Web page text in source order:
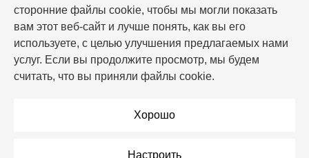
сторонние файлы cookie, чтобы мы могли показать
вам этот веб-сайт и лучше понять, как вы его
используете, с целью улучшения предлагаемых нами
услуг. Если вы продолжите просмотр, мы будем
считать, что вы приняли файлы cookie.
Хорошо
Настроить
info@i-ven.by
Мы в мессенджерах:
Режим работы: Пн–Пт: 10:00 – 19:00